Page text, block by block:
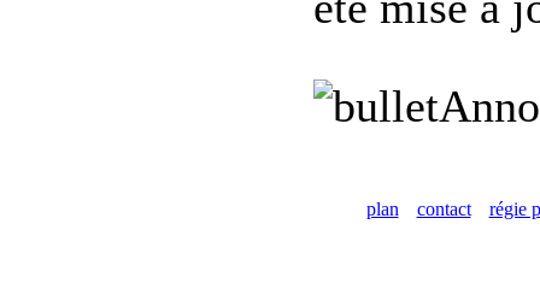
plan contact régie